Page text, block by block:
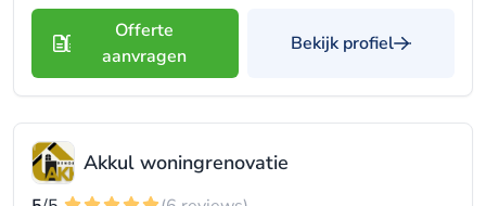
Offerte
aanvragen
Bekijk profiel
Akkul woningrenovatie